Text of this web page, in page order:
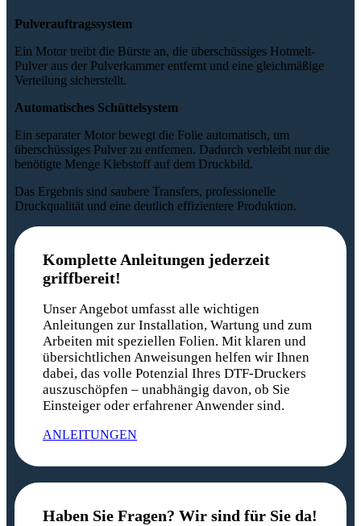
Pulverauftragssystem
Ein Motor treibt die Bürste an, die überschüssiges Hotmelt-
Pulver aus der Pulverkammer entfernt und eine gleichmäßige
Verteilung sicherstellt.
Automatisches Schüttelsystem
Ein separater Motor bewegt die Folie automatisch, um
überschüssiges Pulver zu entfernen. Dadurch verbleibt nur die
benötigte Menge Klebstoff auf dem Druckbild.
Das Ergebnis sind saubere Transfers, professionelle
Druckqualität und eine deutlich effizientere Produktion.
Komplette Anleitungen jederzeit
griffbereit!
Unser Angebot umfasst alle wichtigen
Anleitungen zur Installation, Wartung und zum
Arbeiten mit speziellen Folien. Mit klaren und
übersichtlichen Anweisungen helfen wir Ihnen
dabei, das volle Potenzial Ihres DTF-Druckers
auszuschöpfen – unabhängig davon, ob Sie
Einsteiger oder erfahrener Anwender sind.
ANLEITUNGEN
Haben Sie Fragen? Wir sind für Sie da!